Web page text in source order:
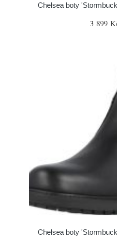
Chelsea boty
3 899
Chelsea boty